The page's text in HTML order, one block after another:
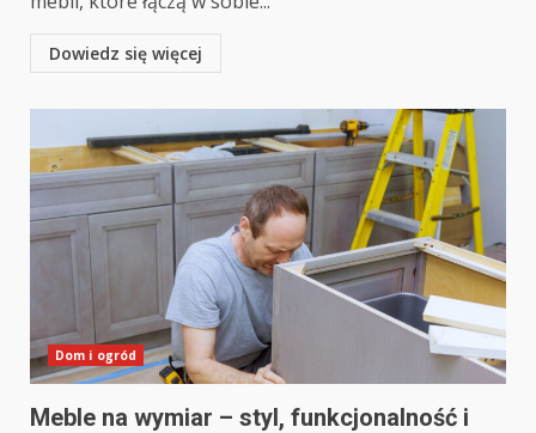
Dowiedz się więcej
Dom i ogród
Meble na wymiar – styl, funkcjonalność i